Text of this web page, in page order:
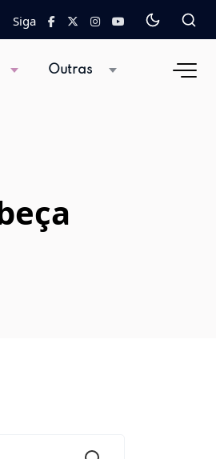
Siga
Outras